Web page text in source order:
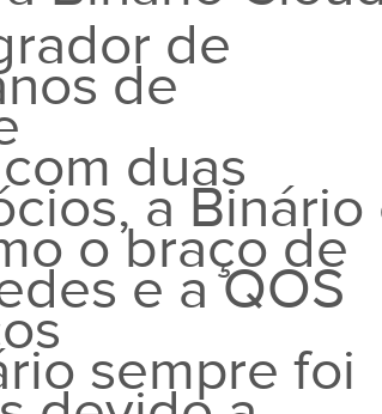
de
de
duas
a Binário
o braço de
e a QOS
sempre foi